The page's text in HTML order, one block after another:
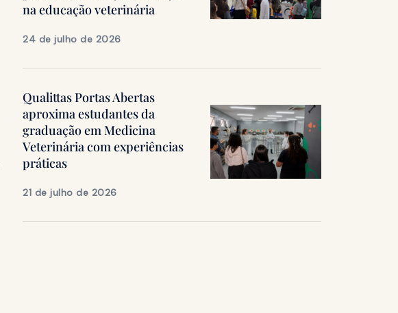
na educação veterinária
24 de julho de 2026
Qualittas Portas Abertas
aproxima estudantes da
graduação em Medicina
Veterinária com experiências
práticas
21 de julho de 2026